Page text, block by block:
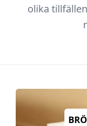
olika